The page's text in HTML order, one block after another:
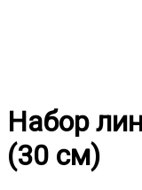
Набор
(30 см)